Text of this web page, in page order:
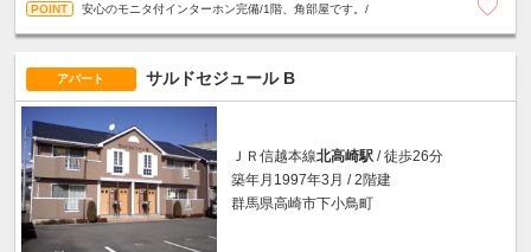
安心のモニタ付インターホン完備/1階、角部屋です。/
アパート サルドセジュール B
ＪＲ信越本線北高崎駅 / 徒歩26分
築年月1997年3月 / 2階建
群馬県高崎市下小鳥町